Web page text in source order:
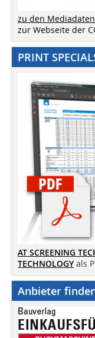
zu den Mediadaten
zur Webseite der
PRINT
AT SCREENING
TECHNOLOGY als
Anbieter